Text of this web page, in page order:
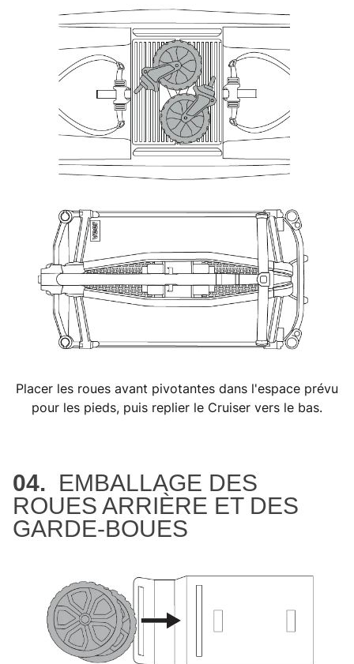
Placer les roues avant pivotantes dans l'espace prévu
pour les pieds, puis replier le Cruiser vers le bas.
04. EMBALLAGE DES
ROUES ARRIÈRE ET DES
GARDE-BOUES